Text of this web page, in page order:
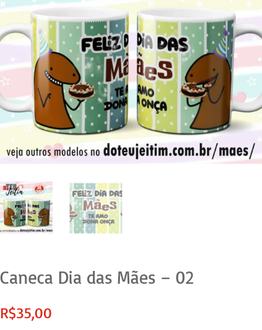
Caneca Dia das Mães – 02
R$35,00